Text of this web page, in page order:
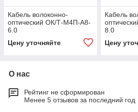
Кабель волоконно-
оптический ОК/Т-М4П-А8-
6.0
Цену уточняйте
Кабель
8.0
Цену
О нас
Рейтинг не сформирован
Менее 5 отзывов за последний год